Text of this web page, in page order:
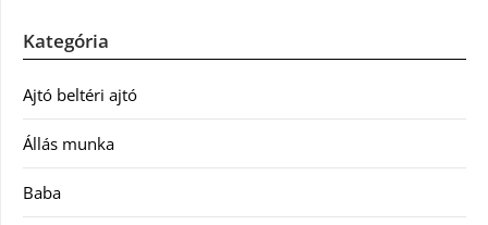
Kategória
Ajtó beltéri ajtó
Állás munka
Baba